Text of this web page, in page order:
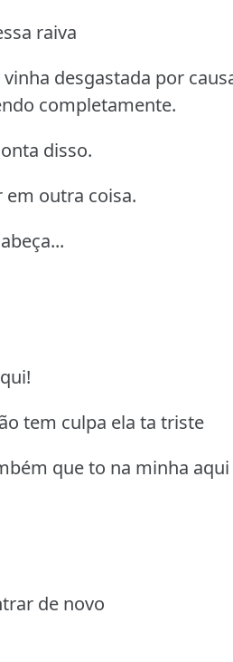
raiva
vinha desgastada por
completamente.
disso.
em outra coisa.
tem culpa ela ta triste
que to na minha aqui
de novo